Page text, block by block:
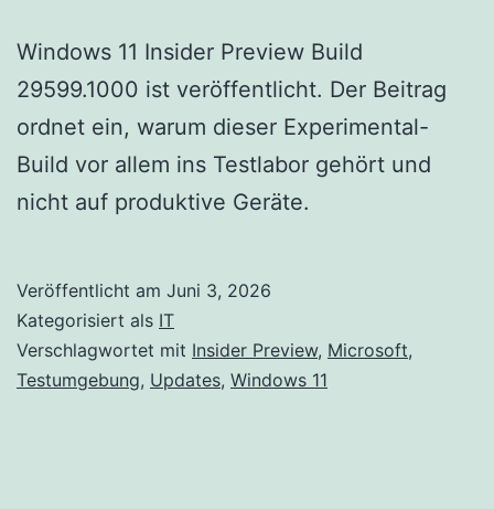
Windows 11 Insider Preview Build
29599.1000 ist veröffentlicht. Der Beitrag
ordnet ein, warum dieser Experimental-
Build vor allem ins Testlabor gehört und
nicht auf produktive Geräte.
Veröffentlicht am Juni 3, 2026
Kategorisiert als IT
Verschlagwortet mit Insider Preview, Microsoft,
Testumgebung, Updates, Windows 11